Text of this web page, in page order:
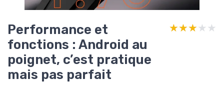
Performance et
fonctions : Android au
poignet, c’est pratique
mais pas parfait
★★★★★
★★★★★